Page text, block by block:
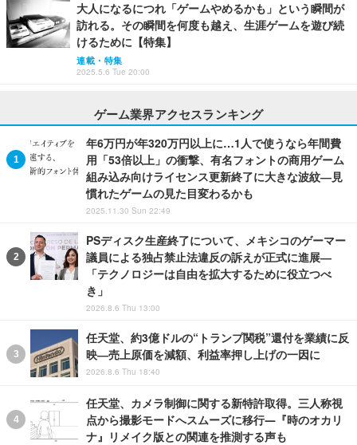
大人になるにつれ「ゲームやめるかも」という瞬間が
訪れる。その瞬間を何度も越え、生涯ゲームを遊び続
けるために【特集】
連載・特集
2025.5.6 Tue 20:00
ゲーム業界アクセスランキング
年6万円が年320万円以上に…1人で使うなら年間費
用「53倍以上」の衝撃、有名フォントの商用ゲーム
組み込み向けライセンス更新終了に大きな波紋―見
慣れたゲームの見た目変わるかも
2025.11.30 Sun 22:49
PSディスク生産終了について、メキシコのゲーマー
議員による独占禁止法違反の訴えが正式に進展―
「テクノロジーは自由を拡大するために役立つべ
き」
2026.8.6 Thu 13:00
任天堂、約3億ドルの“トランプ関税”還付を業績に反
映―売上原価を減額、利益率押し上げの一因に
2026.8.6 Thu 18:40
任天堂、カメラ制御に関する新特許取得。三人称視
点から撮影モードへスムーズに移行―『時のオカリ
ナ』リメイク版との関連を推測する声も